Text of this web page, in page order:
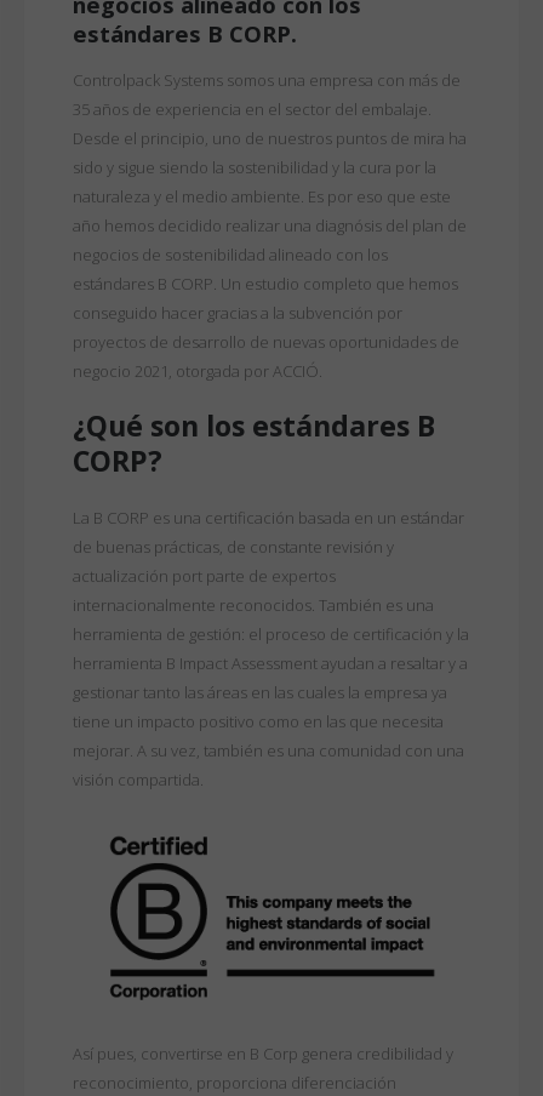
estándares B CORP.
Controlpack Systems somos una empresa con más de
35 años de experiencia en el sector del embalaje.
Desde el principio, uno de nuestros puntos de mira ha
sido y sigue siendo la sostenibilidad y la cura por la
naturaleza y el medio ambiente. Es por eso que este
año hemos decidido realizar una diagnósis del plan de
negocios de sostenibilidad alineado con los
estándares B CORP. Un estudio completo que hemos
conseguido hacer gracias a la subvención por
proyectos de desarrollo de nuevas oportunidades de
negocio 2021, otorgada por ACCIÓ.
¿Qué son los estándares B
CORP?
La B CORP es una certificación basada en un estándar
de buenas prácticas, de constante revisión y
actualización port parte de expertos
internacionalmente reconocidos. También es una
herramienta de gestión: el proceso de certificación y la
herramienta B Impact Assessment ayudan a resaltar y a
gestionar tanto las áreas en las cuales la empresa ya
tiene un impacto positivo como en las que necesita
mejorar. A su vez, también es una comunidad con una
visión compartida.
Así pues, convertirse en B Corp genera credibilidad y
reconocimiento, proporciona diferenciación